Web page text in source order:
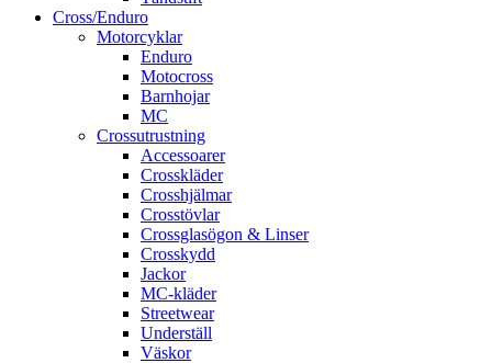
Cross/Enduro
Motorcyklar
Enduro
Motocross
Barnhojar
MC
Crossutrustning
Accessoarer
Crosskläder
Crosshjälmar
Crosstövlar
Crossglasögon & Linser
Crosskydd
Jackor
MC-kläder
Streetwear
Underställ
Väskor